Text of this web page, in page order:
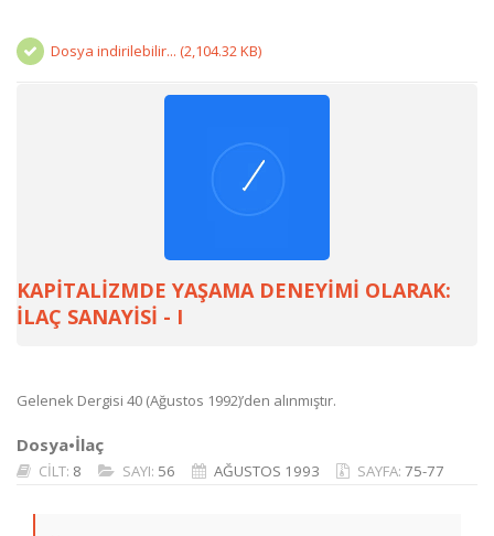
Dosya indirilebilir... (2,104.32 KB)
KAPİTALİZMDE YAŞAMA DENEYİMİ OLARAK:
İLAÇ SANAYİSİ - I
Gelenek Dergisi 40 (Ağustos 1992)’den alınmıştır.
Dosya•İlaç
CİLT: 8 SAYI: 56 AĞUSTOS 1993 SAYFA: 75-77